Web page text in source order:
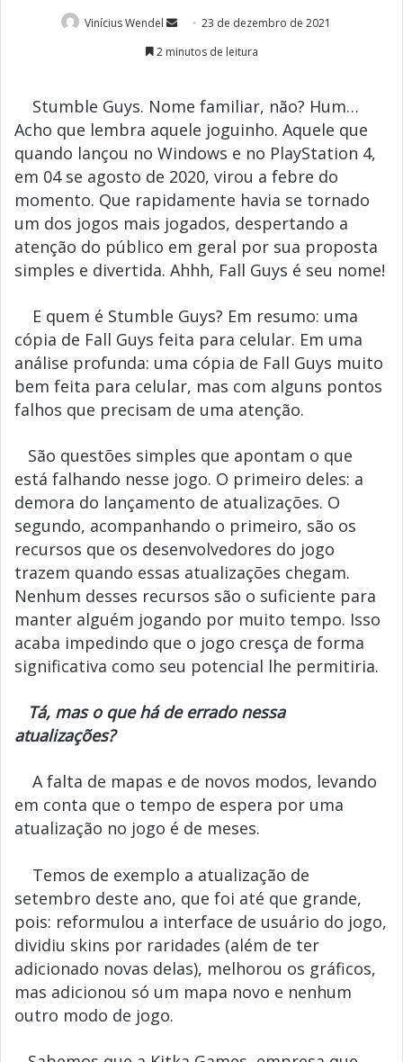
Vinícius Wendel
Mande23 de dezembro de 2021
2 minutos de leitura
Stumble Guys. Nome familiar, não? Hum…
Acho que lembra aquele joguinho. Aquele que
quando lançou no Windows e no PlayStation 4,
em 04 se agosto de 2020, virou a febre do
momento. Que rapidamente havia se tornado
um dos jogos mais jogados, despertando a
atenção do público em geral por sua proposta
simples e divertida. Ahhh, Fall Guys é seu nome!
E quem é Stumble Guys? Em resumo: uma
cópia de Fall Guys feita para celular. Em uma
análise profunda: uma cópia de Fall Guys muito
bem feita para celular, mas com alguns pontos
falhos que precisam de uma atenção.
São questões simples que apontam o que
está falhando nesse jogo. O primeiro deles: a
demora do lançamento de atualizações. O
segundo, acompanhando o primeiro, são os
recursos que os desenvolvedores do jogo
trazem quando essas atualizações chegam.
Nenhum desses recursos são o suficiente para
manter alguém jogando por muito tempo. Isso
acaba impedindo que o jogo cresça de forma
significativa como seu potencial lhe permitiria.
Tá, mas o que há de errado nessa
atualizações?
A falta de mapas e de novos modos, levando
em conta que o tempo de espera por uma
atualização no jogo é de meses.
Temos de exemplo a atualização de
setembro deste ano, que foi até que grande,
pois: reformulou a interface de usuário do jogo,
dividiu skins por raridades (além de ter
adicionado novas delas), melhorou os gráficos,
mas adicionou só um mapa novo e nenhum
outro modo de jogo.